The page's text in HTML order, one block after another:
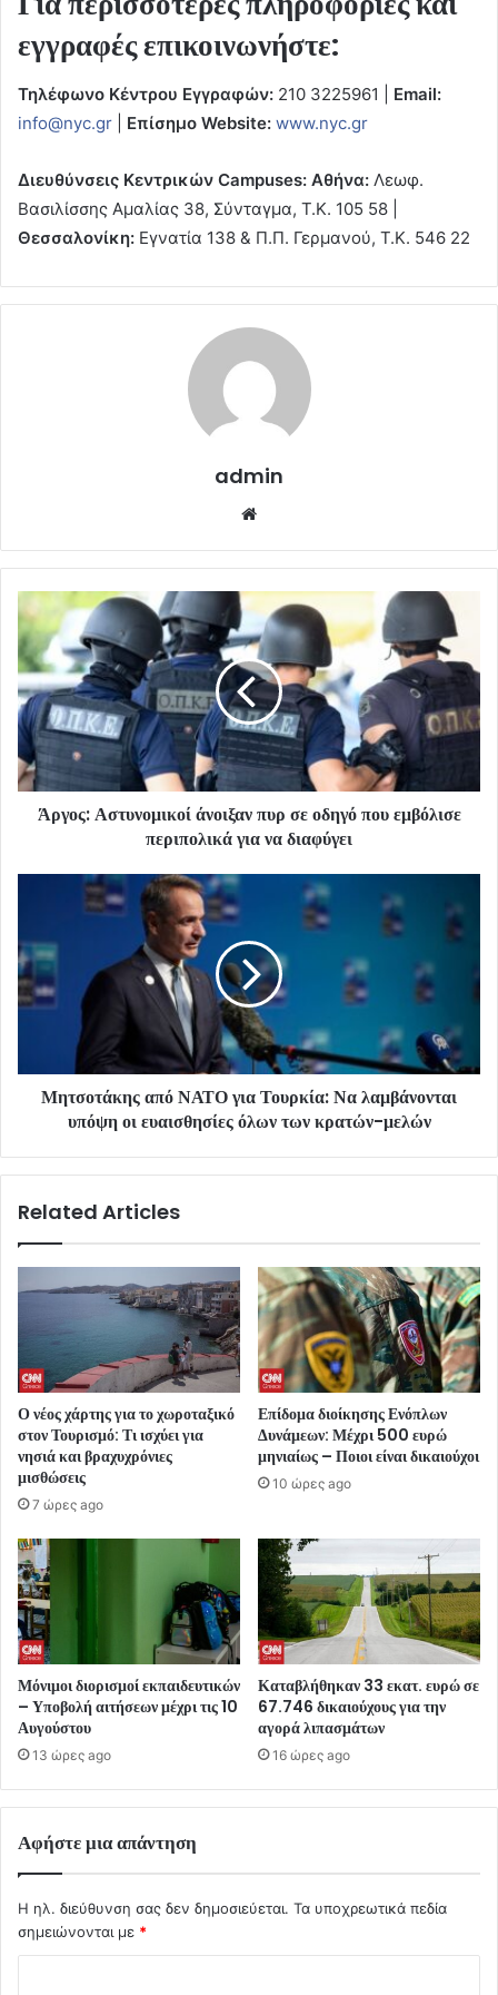
εγγραφές επικοινωνήστε:
Τηλέφωνο Κέντρου Εγγραφών: 210 3225961 | Email:
info@nyc.gr
Επίσημο Website: www.nyc.gr
Διευθύνσεις Κεντρικών Campuses: Αθήνα: Λεωφ.
Βασιλίσσης Αμαλίας 38, Σύνταγμα, Τ.Κ. 105 58 |
Θεσσαλονίκη: Εγνατία 138 & Π.Π. Γερμανού, Τ.Κ. 546 22
admin
Άργος: Αστυνομικοί άνοιξαν πυρ σε οδηγό που εμβόλισε
περιπολικά για να διαφύγει
Μητσοτάκης από ΝΑΤΟ για Τουρκία: Να λαμβάνονται
υπόψη οι ευαισθησίες όλων των κρατών-μελών
Related Articles
Ο νέος χάρτης για το χωροταξικό
στον Τουρισμό: Τι ισχύει για
νησιά και βραχυχρόνιες
μισθώσεις
7 ώρες ago
Επίδομα διοίκησης Ενόπλων
Δυνάμεων: Μέχρι 500 ευρώ
μηνιαίως – Ποιοι είναι δικαιούχοι
10 ώρες ago
Μόνιμοι διορισμοί εκπαιδευτικών
– Υποβολή αιτήσεων μέχρι τις 10
Αυγούστου
13 ώρες ago
Καταβλήθηκαν 33 εκατ. ευρώ σε
67.746 δικαιούχους για την
αγορά λιπασμάτων
16 ώρες ago
Αφήστε μια απάντηση
Η ηλ. διεύθυνση σας δεν δημοσιεύεται. Τα υποχρεωτικά πεδία
σημειώνονται με *